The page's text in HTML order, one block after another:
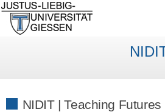
NIDIT | Teaching Futures